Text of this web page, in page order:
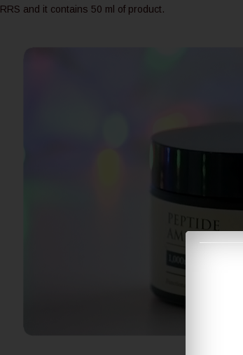
RRS and it contains 50 ml of product.